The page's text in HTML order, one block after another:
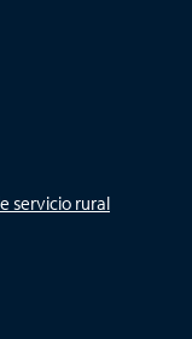
servicio rural